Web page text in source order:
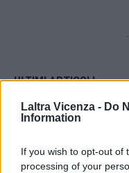
Laltra Vicenza - Do
Information
If you wish to opt-out of
processing of your
ULTIMI ARTICOLI